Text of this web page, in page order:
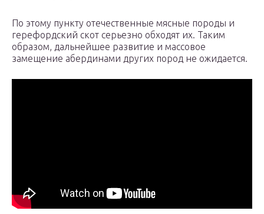
По этому пункту отечественные мясные породы и
герефордский скот серьезно обходят их. Таким
образом, дальнейшее развитие и массовое
замещение абердинами других пород не ожидается.